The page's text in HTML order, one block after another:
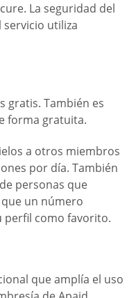
La seguridad del
servicio utiliza
gratis. También es
forma gratuita.
a otros miembros
por día. También
personas que
un número
como favorito.
que amplía el uso